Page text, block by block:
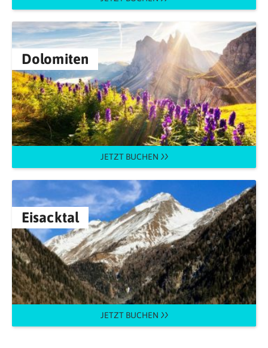
Dolomiten
JETZT BUCHEN
Eisacktal
JETZT BUCHEN